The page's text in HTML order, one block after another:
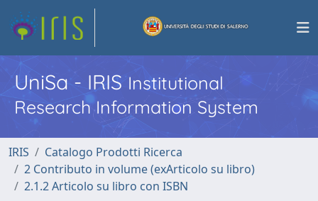
UniSa - IRISInstitutional
Research Information System
IRIS
Catalogo Prodotti Ricerca
2 Contributo in volume (exArticolo su libro)
2.1.2 Articolo su libro con ISBN